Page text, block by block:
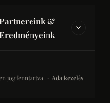
Partnereink &
Eredményeink
jog fenntartva. · Adatkezelés